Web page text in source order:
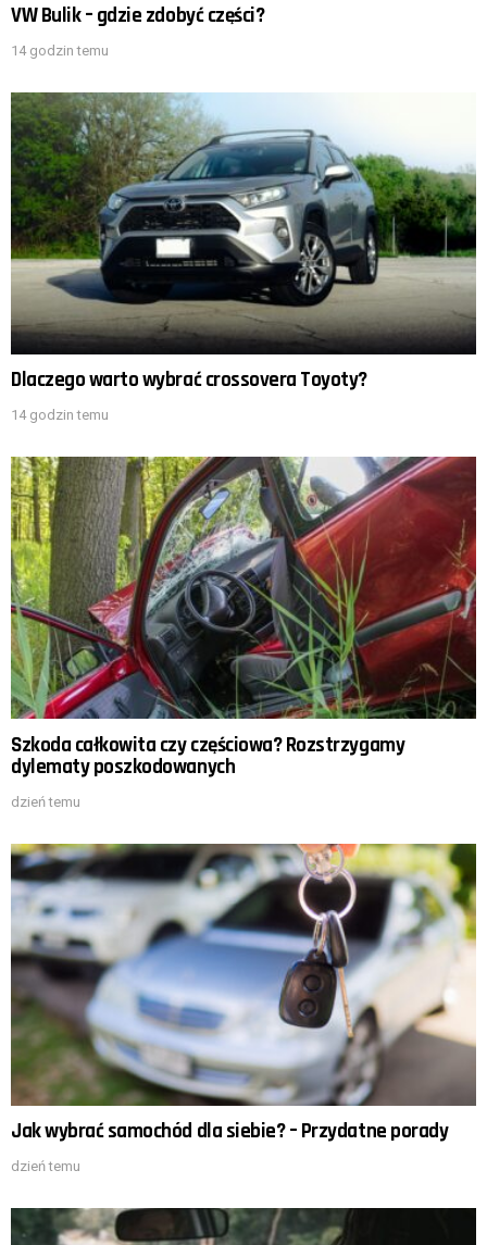
VW Bulik – gdzie zdobyć części?
14 godzin temu
Dlaczego warto wybrać crossovera Toyoty?
14 godzin temu
Szkoda całkowita czy częściowa? Rozstrzygamy
dylematy poszkodowanych
dzień temu
Jak wybrać samochód dla siebie? – Przydatne porady
dzień temu